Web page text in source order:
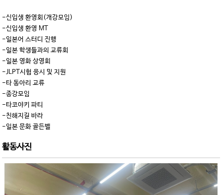
-신입생 환영회(개강모임)
-신입생 환영 MT
-일본어 스터디 진행
-일본 학생들과의 교류회
-일본 영화 상영회
-JLPT시험 응시 및 지원
-타 동아리 교류
-종강모임
-타코야키 파티
-친해지길 바라
-일본 문화 골든벨
활동사진